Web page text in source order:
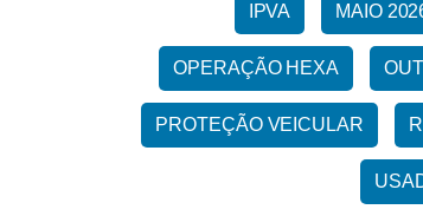
IPVA MAIO
OPERAÇÃO HEXA
PROTEÇÃO VEICULAR